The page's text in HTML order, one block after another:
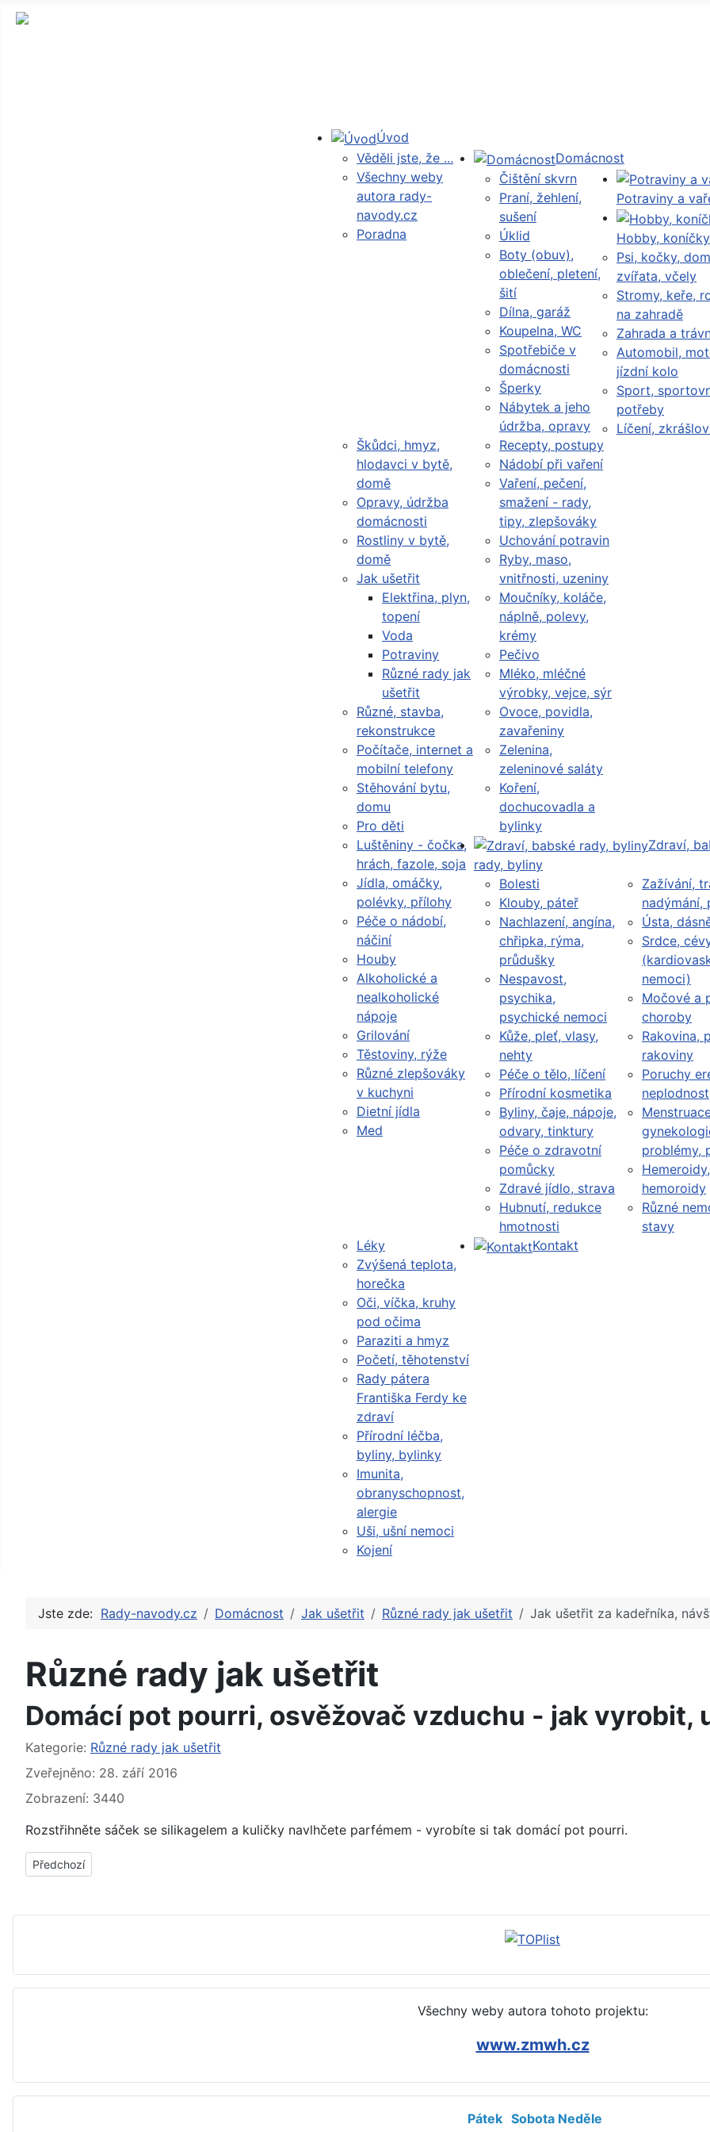
Úvod
Věděli jste, že ...
Všechny weby
autora rady-
navody.cz
Poradna
Domácnost
Čištění skvrn
Praní, žehlení,
sušení
Úklid
Boty (obuv),
oblečení, pletení,
šití
Dílna, garáž
Koupelna, WC
Spotřebiče v
domácnosti
Šperky
Nábytek a jeho
údržba, opravy
Škůdci, hmyz,
hlodavci v bytě,
domě
Opravy, údržba
domácnosti
Rostliny v bytě,
domě
Jak ušetřit
Elektřina, plyn,
topení
Voda
Potraviny
Různé rady jak
ušetřit
Různé, stavba,
rekonstrukce
Počítače, internet a
mobilní telefony
Stěhování bytu,
domu
Pro děti
Potraviny a
Recepty, postupy
Nádobí při vaření
Vaření, pečení,
smažení - rady,
tipy, zlepšováky
Uchování potravin
Ryby, maso,
vnitřnosti, uzeniny
Moučníky, koláče,
náplně, polevy,
krémy
Pečivo
Mléko, mléčné
výrobky, vejce, sýr
Ovoce, povidla,
zavařeniny
Zelenina,
zeleninové saláty
Koření,
dochucovadla a
bylinky
Luštěniny - čočka,
hrách, fazole, soja
Jídla, omáčky,
polévky, přílohy
Péče o nádobí,
náčiní
Houby
Alkoholické a
nealkoholické
nápoje
Grilování
Těstoviny, rýže
Různé zlepšováky
v kuchyni
Dietní jídla
Med
Hobby, koníčky
Psi, kočky,
zvířata, včely
Stromy, keře,
na zahradě
Zahrada a
Automobil,
jízdní kolo
Sport,
potřeby
Líčení,
Zdraví,
rady, byliny
Bolesti
Klouby, páteř
Nachlazení, angína,
chřipka, rýma,
průdušky
Nespavost,
psychika,
psychické nemoci
Kůže, pleť, vlasy,
nehty
Péče o tělo, líčení
Přírodní kosmetika
Byliny, čaje, nápoje,
odvary, tinktury
Péče o zdravotní
pomůcky
Zdravé jídlo, strava
Hubnutí, redukce
hmotnosti
Zažívání,
nadýmání,
Ústa,
Srdce,
nemoci)
Močové a
choroby
Rakovina,
rakoviny
Poruchy
neplodnost
problémy,
Hemeroidy,
hemoroidy
Různé
stavy
Léky
Zvýšená teplota,
horečka
Oči, víčka, kruhy
pod očima
Paraziti a hmyz
Početí, těhotenství
Rady pátera
Františka Ferdy ke
zdraví
Přírodní léčba,
byliny, bylinky
Imunita,
obranyschopnost,
alergie
Uši, ušní nemoci
Kojení
Kontakt
Jste zde: Rady-navody.cz Domácnost Jak ušetřit Různé rady jak ušetřit Jak ušetřit za kadeřníka,
Různé rady jak ušetřit
Domácí pot pourri, osvěžovač vzduchu - jak vyrobit,
Základní údaje
Kategorie: Různé rady jak ušetřit
Zveřejněno: 28. září 2016
Zobrazení: 3440
Rozstřihněte sáček se silikagelem a kuličky navlhčete parfémem - vyrobíte si tak domácí pot pourri.
Předchozí článek: Holící břity tupé, opotřebované - jak, čím naostřit (rifle)
Předchozí
Všechny weby autora tohoto projektu:
www.zmwh.cz
Pátek Sobota Neděle